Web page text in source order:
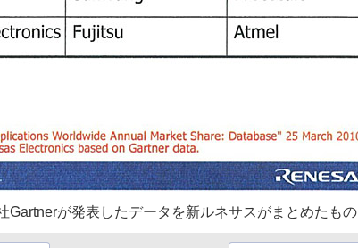
が発表したデータを新ルネサスがまとめたもの